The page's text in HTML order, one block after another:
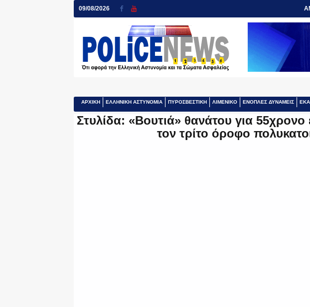
09/08/2026
ΑΡΧΙΚΗ ΕΛΛΗΝΙΚΗ ΑΣΤΥΝΟΜΙΑ ΠΥΡΟΣΒΕΣΤΙΚΗ ΛΙΜΕΝΙΚΟ ΕΝΟΠΛΕΣ ΔΥΝΑΜΕΙΣ
Στυλίδα: «Βουτιά» θανάτου για 55χρονο
τον τρίτο όροφο